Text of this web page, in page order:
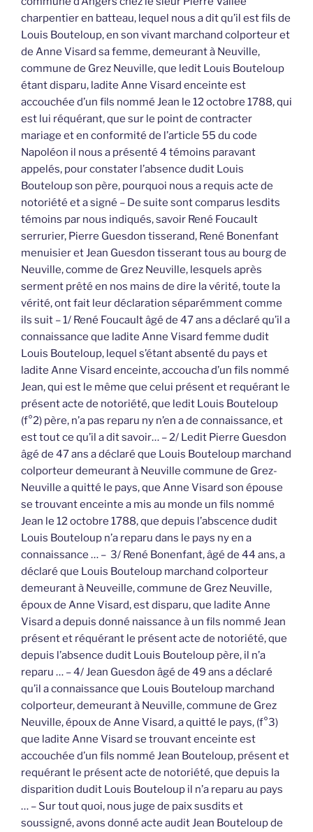
charpentier en batteau, lequel nous a dit qu’il est fils de
Louis Bouteloup, en son vivant marchand colporteur et
de Anne Visard sa femme, demeurant à Neuville,
commune de Grez Neuville, que ledit Louis Bouteloup
étant disparu, ladite Anne Visard enceinte est
accouchée d’un fils nommé Jean le 12 octobre 1788, qui
est lui réquérant, que sur le point de contracter
mariage et en conformité de l’article 55 du code
Napoléon il nous a présenté 4 témoins paravant
appelés, pour constater l’absence dudit Louis
Bouteloup son père, pourquoi nous a requis acte de
notoriété et a signé – De suite sont comparus lesdits
témoins par nous indiqués, savoir René Foucault
serrurier, Pierre Guesdon tisserand, René Bonenfant
menuisier et Jean Guesdon tisserant tous au bourg de
Neuville, comme de Grez Neuville, lesquels après
serment prêté en nos mains de dire la vérité, toute la
vérité, ont fait leur déclaration séparémment comme
ils suit – 1/ René Foucault âgé de 47 ans a déclaré qu’il a
connaissance que ladite Anne Visard femme dudit
Louis Bouteloup, lequel s’étant absenté du pays et
ladite Anne Visard enceinte, accoucha d’un fils nommé
Jean, qui est le même que celui présent et requérant le
présent acte de notoriété, que ledit Louis Bouteloup
(f°2) père, n’a pas reparu ny n’en a de connaissance, et
est tout ce qu’il a dit savoir… – 2/ Ledit Pierre Guesdon
âgé de 47 ans a déclaré que Louis Bouteloup marchand
colporteur demeurant à Neuville commune de Grez-
Neuville a quitté le pays, que Anne Visard son épouse
se trouvant enceinte a mis au monde un fils nommé
Jean le 12 octobre 1788, que depuis l’abscence dudit
Louis Bouteloup n’a reparu dans le pays ny en a
connaissance … – 3/ René Bonenfant, âgé de 44 ans, a
déclaré que Louis Bouteloup marchand colporteur
demeurant à Neuveille, commune de Grez Neuville,
époux de Anne Visard, est disparu, que ladite Anne
Visard a depuis donné naissance à un fils nommé Jean
présent et réquérant le présent acte de notoriété, que
depuis l’absence dudit Louis Bouteloup père, il n’a
reparu … – 4/ Jean Guesdon âgé de 49 ans a déclaré
qu’il a connaissance que Louis Bouteloup marchand
colporteur, demeurant à Neuville, commune de Grez
Neuville, époux de Anne Visard, a quitté le pays, (f°3)
que ladite Anne Visard se trouvant enceinte est
accouchée d’un fils nommé Jean Bouteloup, présent et
requérant le présent acte de notoriété, que depuis la
disparition dudit Louis Bouteloup il n’a reparu au pays
… – Sur tout quoi, nous juge de paix susdits et
soussigné, avons donné acte audit Jean Bouteloup de